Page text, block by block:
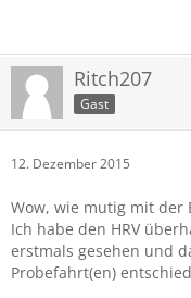
Ritch207
Gast
12. Dezember 2015
Wow, wie mutig mit der
Ich habe den HRV
erstmals gesehen und
Probefahrt(en)